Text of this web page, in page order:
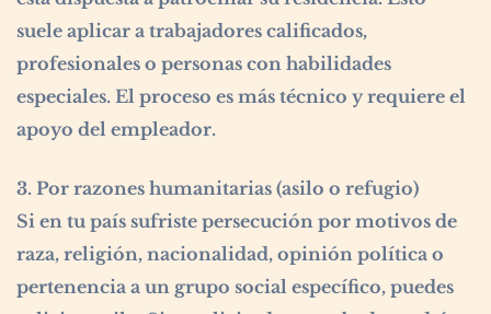
suele aplicar a trabajadores calificados,
profesionales o personas con habilidades
especiales. El proceso es más técnico y requiere el
apoyo del empleador.
3. Por razones humanitarias (asilo o refugio)
Si en tu país sufriste persecución por motivos de
raza, religión, nacionalidad, opinión política o
pertenencia a un grupo social específico, puedes